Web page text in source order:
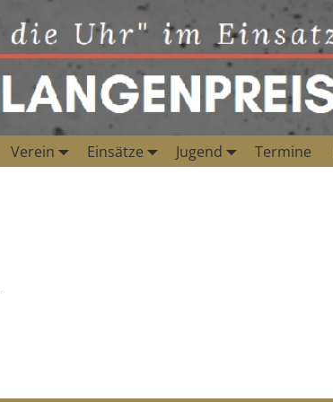
Verein Einsätze Jugend Termine